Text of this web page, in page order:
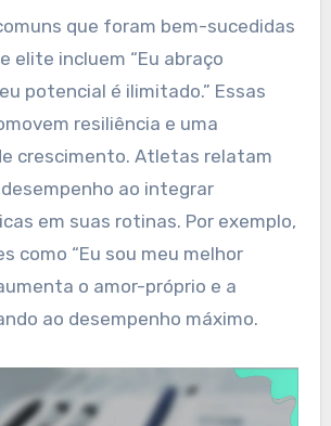
que foram bem-sucedidas
elite incluem “Eu abraço
potencial é ilimitado.” Essas
resiliência e uma
crescimento. Atletas relatam
ao integrar
em suas rotinas. Por exemplo,
como “Eu sou meu melhor
o amor-próprio e a
ao desempenho máximo.